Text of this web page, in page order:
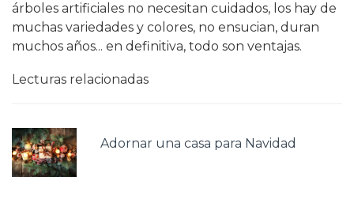
árboles artificiales no necesitan cuidados, los hay de
muchas variedades y colores, no ensucian, duran
muchos años... en definitiva, todo son ventajas.
Lecturas relacionadas
Adornar una casa para Navidad